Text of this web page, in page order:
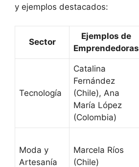
y ejemplos destacados:
Sector
Ejemplos de
Emprendedoras
Tecnología
Catalina
Fernández
(Chile), Ana
María López
(Colombia)
Moda y
Artesanía
Marcela Ríos
(Chile)